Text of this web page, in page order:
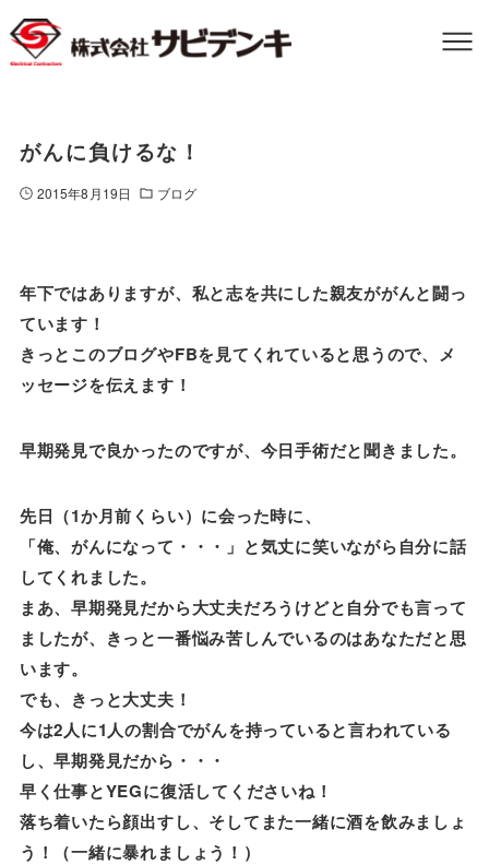
がんに負けるな！
2015年8月19日 ブログ
年下ではありますが、私と志を共にした親友ががんと闘っ
ています！
きっとこのブログやFBを見てくれていると思うので、メ
ッセージを伝えます！
早期発見で良かったのですが、今日手術だと聞きました。
先日（1か月前くらい）に会った時に、
「俺、がんになって・・・」と気丈に笑いながら自分に話
してくれました。
まあ、早期発見だから大丈夫だろうけどと自分でも言って
ましたが、きっと一番悩み苦しんでいるのはあなただと思
います。
でも、きっと大丈夫！
今は2人に1人の割合でがんを持っていると言われている
し、早期発見だから・・・
早く仕事とYEGに復活してくださいね！
落ち着いたら顔出すし、そしてまた一緒に酒を飲みましょ
う！（一緒に暴れましょう！）